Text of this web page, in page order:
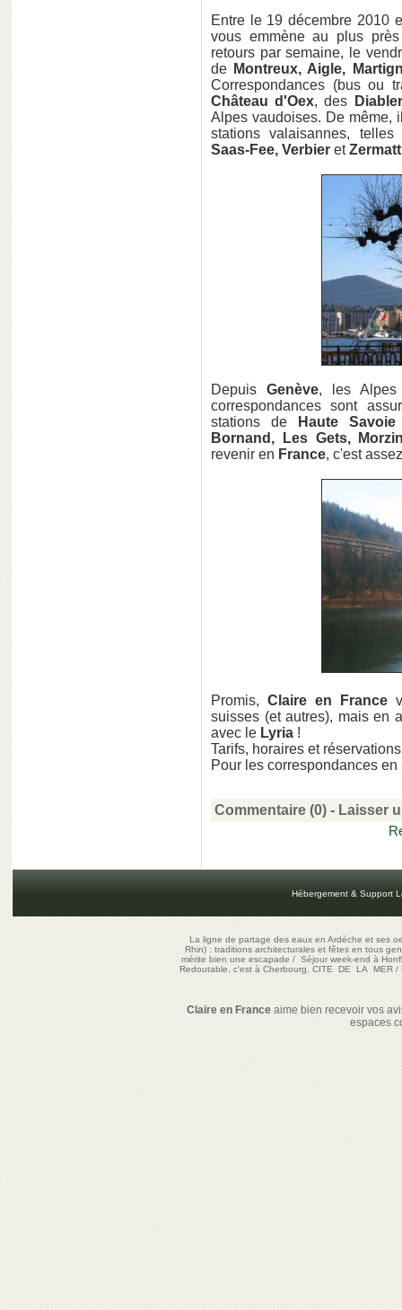
Entre le 19 décembre
vous emmène au plus
retours par semaine, le
de Montreux, Aigle,
Correspondances (bus ou
Château d'Oex, des
Alpes vaudoises. De même,
stations valaisannes,
Saas-Fee, Verbier etZermatt
Depuis Genève, les
correspondances sont
stations de
Haute Savoie
Bornand, Les Gets,
revenir en France, c'est
Promis,Claire en France
suisses (et autres), mais en
avec le Lyria !
Tarifs, horaires et
Pour les correspondances en
Commentaire (0) - Laisser
Hébergement & Support
La ligne de partage des eaux en Ardèche et ses
Rhin) : traditions architecturales et fêtes en tous
mérite bien une escapade/Séjour week-end à
Redoutable, c'est à Cherbourg, CITE DE LA MER/
Claire en Franceaime bien recevoir vos
espaces